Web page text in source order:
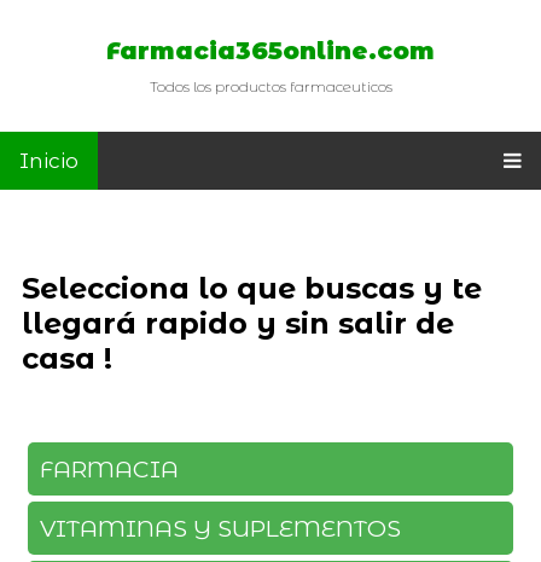
Farmacia365online.com
Todos los productos farmaceuticos
Inicio
Selecciona lo que buscas y te
llegará rapido y sin salir de
casa !
FARMACIA
VITAMINAS Y SUPLEMENTOS